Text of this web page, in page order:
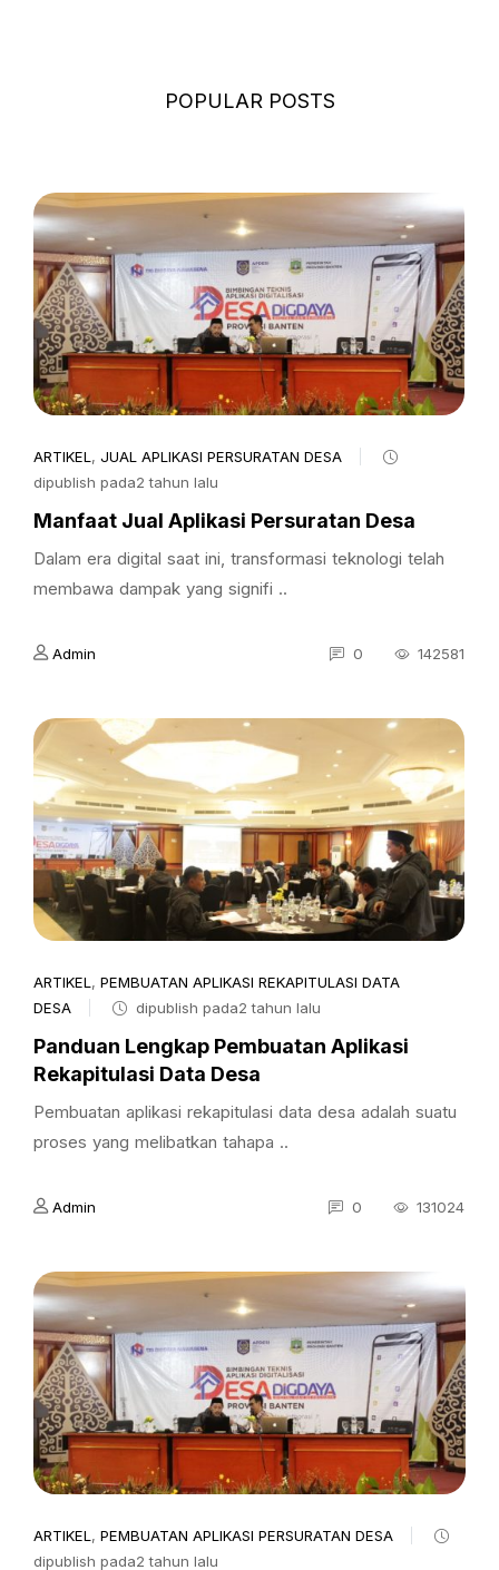
POPULAR POSTS
ARTIKEL , JUAL APLIKASI PERSURATAN DESA
dipublish pada2 tahun lalu
Manfaat Jual Aplikasi Persuratan Desa
Dalam era digital saat ini, transformasi teknologi telah
membawa dampak yang signifi ..
Admin 0 142581
ARTIKEL , PEMBUATAN APLIKASI REKAPITULASI DATA
DESA
dipublish pada2 tahun lalu
Panduan Lengkap Pembuatan Aplikasi
Rekapitulasi Data Desa
Pembuatan aplikasi rekapitulasi data desa adalah suatu
proses yang melibatkan tahapa ..
Admin 0 131024
ARTIKEL , PEMBUATAN APLIKASI PERSURATAN DESA
dipublish pada2 tahun lalu